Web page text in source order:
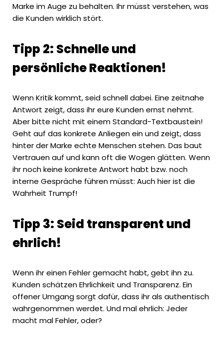
Marke im Auge zu behalten. Ihr müsst verstehen, was
die Kunden wirklich stört.
Tipp 2: Schnelle und
persönliche Reaktionen!
Wenn Kritik kommt, seid schnell dabei. Eine zeitnahe
Antwort zeigt, dass ihr eure Kunden ernst nehmt.
Aber bitte nicht mit einem Standard-Textbaustein!
Geht auf das konkrete Anliegen ein und zeigt, dass
hinter der Marke echte Menschen stehen. Das baut
Vertrauen auf und kann oft die Wogen glätten. Wenn
ihr noch keine konkrete Antwort habt bzw. noch
interne Gespräche führen müsst: Auch hier ist die
Wahrheit Trumpf!
Tipp 3: Seid transparent und
ehrlich!
Wenn ihr einen Fehler gemacht habt, gebt ihn zu.
Kunden schätzen Ehrlichkeit und Transparenz. Ein
offener Umgang sorgt dafür, dass ihr als authentisch
wahrgenommen werdet. Und mal ehrlich: Jeder
macht mal Fehler, oder?